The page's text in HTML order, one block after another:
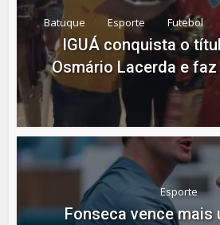
Batuque Esporte Futebol
IGUÁ conquista o
Osmário Lacerda e
Esporte
Fonseca vence mais